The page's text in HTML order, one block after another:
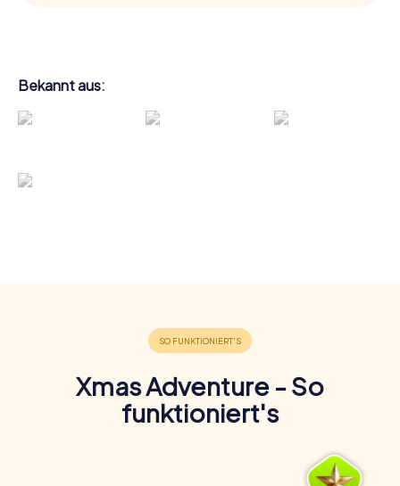
Bekannt aus:
Xmas Adventure - So
funktioniert's